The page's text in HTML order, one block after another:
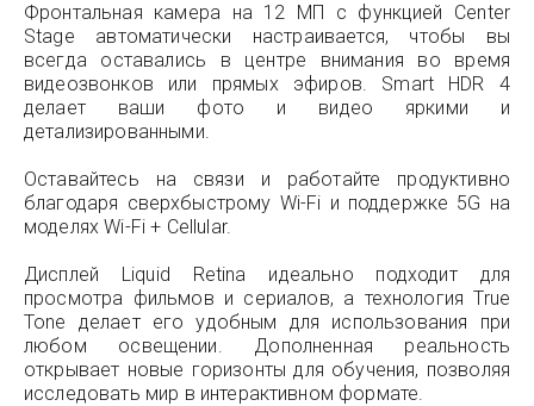
Фронтальная камера на 12 МП с функцией Center
Stage автоматически настраивается, чтобы вы
всегда оставались в центре внимания во время
видеозвонков или прямых эфиров. Smart HDR 4
делает ваши фото и видео яркими и
детализированными.
Оставайтесь на связи и работайте продуктивно
благодаря сверхбыстрому Wi-Fi и поддержке 5G на
моделях Wi-Fi + Cellular.
Дисплей Liquid Retina идеально подходит для
просмотра фильмов и сериалов, а технология True
Tone делает его удобным для использования при
любом освещении. Дополненная реальность
открывает новые горизонты для обучения, позволяя
исследовать мир в интерактивном формате.